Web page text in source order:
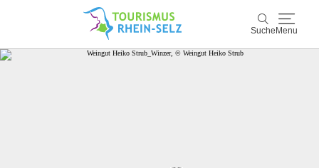
Suche Menu